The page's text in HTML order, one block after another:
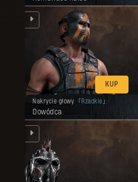
KUP
Nakrycie głowy Rzadkie
Dowódca
Twoja nagroda została odblokowana.